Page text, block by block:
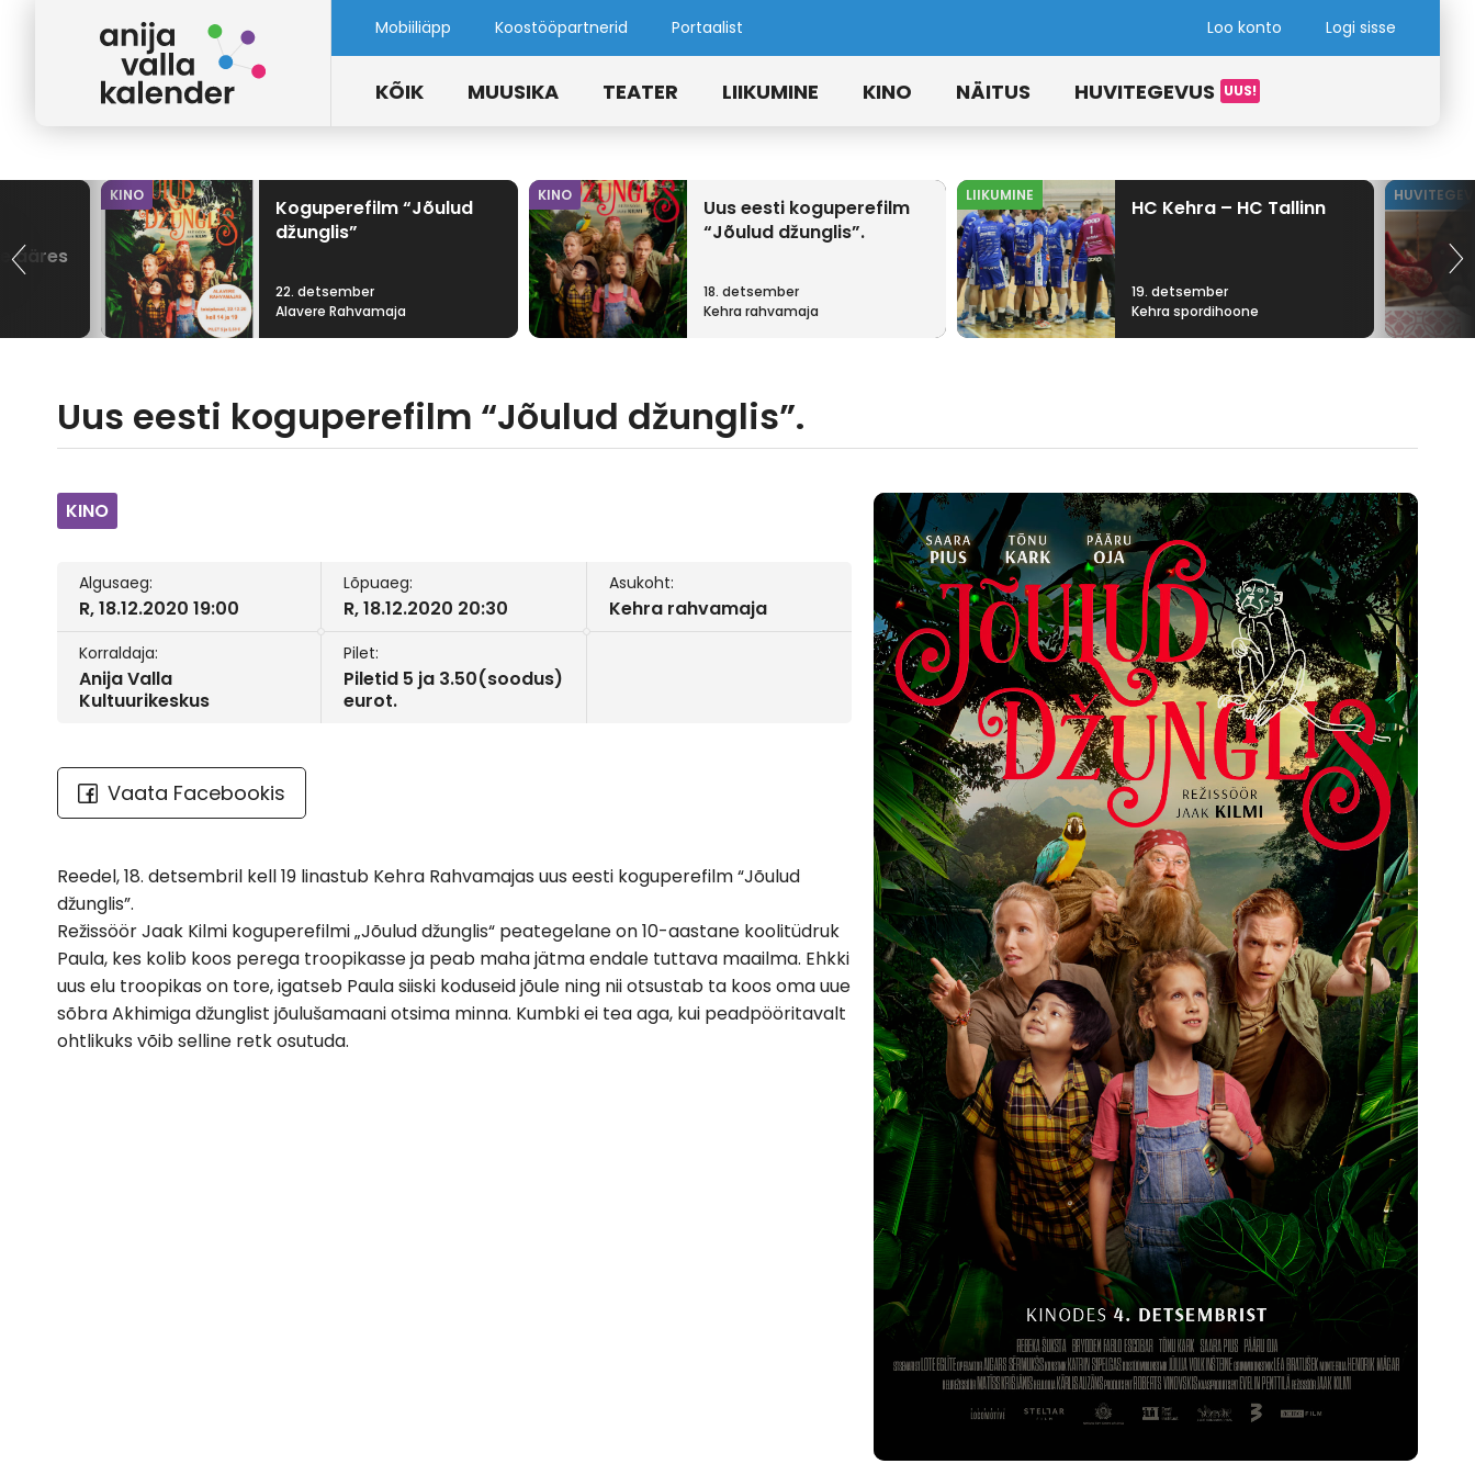
Mobiiliäpp Koostööpartnerid Portaalist Loo konto Logi sisse
KÕIK MUUSIKA TEATER LIIKUMINE KINO NÄITUS HUVITEGEVUS
ääres
KINO
Koguperefilm “Jõulud
džunglis”
22. detsember
Alavere Rahvamaja
KINO
Uus eesti koguperefilm
“Jõulud džunglis”.
18. detsember
Kehra rahvamaja
LIIKUMINE
HC Kehra – HC Tallinn
19. detsember
Kehra spordihoone
Uus eesti koguperefilm “Jõulud džunglis”.
KINO
Algusaeg:
R, 18.12.2020 19:00
Lõpuaeg:
R, 18.12.2020 20:30
Asukoht:
Kehra rahvamaja
Korraldaja:
Anija Valla
Kultuurikeskus
Pilet:
Piletid 5 ja 3.50(soodus)
eurot.
Vaata Facebookis
Reedel, 18. detsembril kell 19 linastub Kehra Rahvamajas uus eesti koguperefilm “Jõulud
džunglis”.
Režissöör Jaak Kilmi koguperefilmi „Jõulud džunglis“ peategelane on 10-aastane koolitüdruk
Paula, kes kolib koos perega troopikasse ja peab maha jätma endale tuttava maailma. Ehkki
uus elu troopikas on tore, igatseb Paula siiski koduseid jõule ning nii otsustab ta koos oma uue
sõbra Akhimiga džunglist jõulušamaani otsima minna. Kumbki ei tea aga, kui peadpööritavalt
ohtlikuks võib selline retk osutuda.